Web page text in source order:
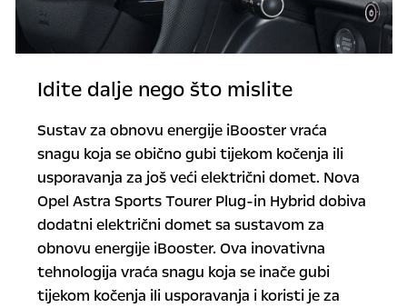
Idite dalje nego što mislite
Sustav za obnovu energije iBooster vraća
snagu koja se obično gubi tijekom kočenja ili
usporavanja za još veći električni domet. Nova
Opel Astra Sports Tourer Plug-in Hybrid dobiva
dodatni električni domet sa sustavom za
obnovu energije iBooster. Ova inovativna
tehnologija vraća snagu koja se inače gubi
tijekom kočenja ili usporavanja i koristi je za